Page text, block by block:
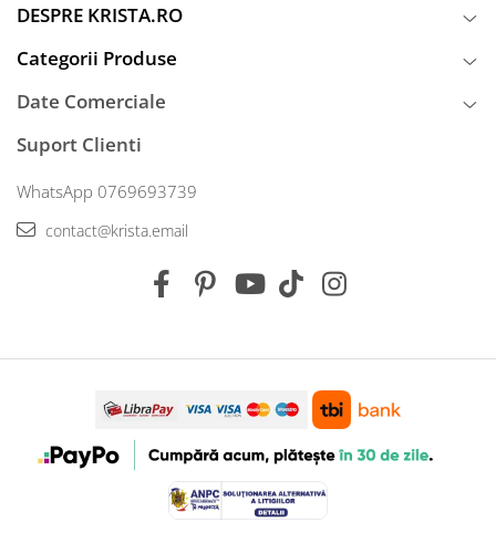
DESPRE KRISTA.RO
Categorii Produse
Date Comerciale
Suport Clienti
WhatsApp 0769693739
contact@krista.email